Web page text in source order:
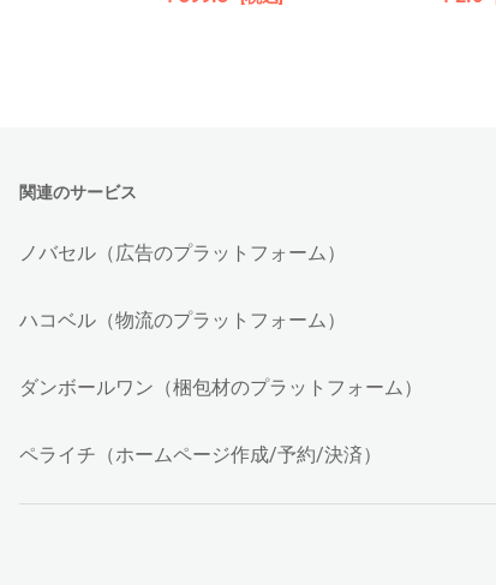
関連のサービス
ノバセル（広告のプラットフォーム）
ハコベル（物流のプラットフォーム）
ダンボールワン（梱包材のプラットフォーム）
ペライチ（ホームページ作成/予約/決済）